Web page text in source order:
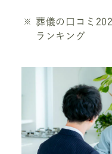
葬儀の口コミ
ランキング